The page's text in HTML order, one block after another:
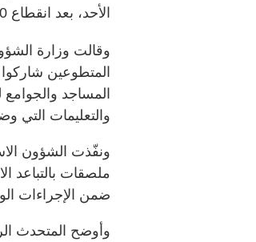
الأحد، بعد انقطاع 90 يومًا، بسبب فيروس كورونا المستجد.
وقالت وزارة
المتطوعين شاركوا
المساجد والجوامع
والتعليمات التي
ونفّذت الشؤون
ملصقات بالتباعد
ضمن الإجراءات
وأوضح المتحدث